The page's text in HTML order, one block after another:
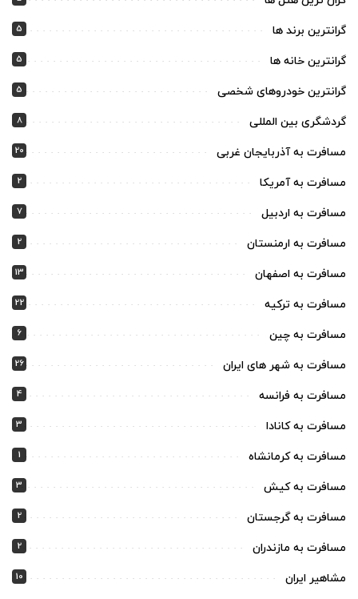
گرانترین برند ها 5
گرانترین خانه ها 5
گرانترین خودروهای شخصی 5
گردشگری بین المللی 8
مسافرت به آذربایجان غربی 20
مسافرت به آمریکا 2
مسافرت به اردبیل 7
مسافرت به ارمنستان 2
مسافرت به اصفهان 13
مسافرت به ترکیه 22
مسافرت به چین 6
مسافرت به شهر های ایران 26
مسافرت به فرانسه 4
مسافرت به کانادا 3
مسافرت به کرمانشاه 1
مسافرت به کیش 3
مسافرت به گرجستان 2
مسافرت به مازندران 2
مشاهیر ایران 10